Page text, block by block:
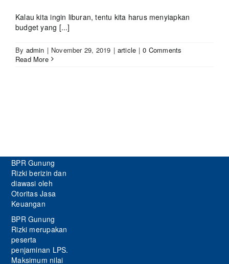
Kalau kita ingin liburan, tentu kita harus menyiapkan
budget yang [...]
By admin | November 29, 2019 | article | 0 Comments
Read More
BPR Gunung
Rizki berizin dan
diawasi oleh
Otoritas Jasa
Keuangan
BPR Gunung
Rizki merupakan
peserta
penjaminan LPS.
Maksimum nilai